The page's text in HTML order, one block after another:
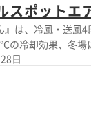
スポットエ
・送風4段階、温風3段階の風
の冷却効果、冬場
日